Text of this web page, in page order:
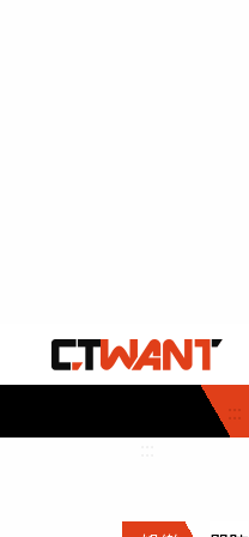
:::
社會首頁
時事
調查